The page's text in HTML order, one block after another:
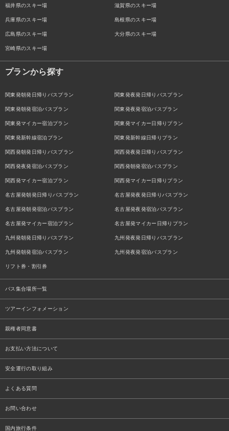
福井県のスキー場 滋賀県のスキー場
兵庫県のスキー場 島根県のスキー場
広島県のスキー場 大分県のスキー場
宮崎県のスキー場
プランから探す
関東発朝発日帰りバスプラン 関東発夜発日帰りバスプラン
関東発朝発宿泊バスプラン 関東発夜発宿泊バスプラン
関東発マイカー宿泊プラン 関東発マイカー日帰りプラン
関東発新幹線宿泊プラン 関東発新幹線日帰りプラン
関西発朝発日帰りバスプラン 関西発夜発日帰りバスプラン
関西発夜発宿泊バスプラン 関西発朝発宿泊バスプラン
関西発マイカー宿泊プラン 関西発マイカー日帰りプラン
名古屋発朝発日帰りバスプラン 名古屋発夜発日帰りバスプラン
名古屋発朝発宿泊バスプラン 名古屋発夜発宿泊バスプラン
名古屋発マイカー宿泊プラン 名古屋発マイカー日帰りプラン
九州発朝発日帰りバスプラン 九州発夜発日帰りバスプラン
九州発朝発宿泊バスプラン 九州発夜発宿泊バスプラン
リフト券・割引券
バス集合場所一覧
ツアーインフォメーション
親権者同意書
お支払い方法について
安全運行の取り組み
よくある質問
お問い合わせ
国内旅行条件